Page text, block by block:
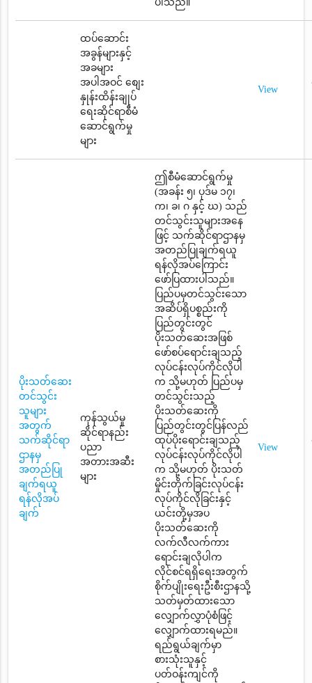
ပါသည်။
ထပ်ဆောင်း
အခွန်များနှင့်
အခများ
အပါအဝင် စျေး
နှုန်းထိန်းချုပ်
ရေးဆိုင်ရာစီမံ
ဆောင်ရွက်မှု
များ
View
ပိုးသတ်ဆေး
တင်သွင်း
သူများ
အတွက်
သက်ဆိုင်ရာ
ဌာနမှ
အတည်ပြု
ချက်ရယူ
ရန်လိုအပ်
ချက်
ကုန်သွယ်မှု
ဆိုင်ရာနည်း
ပညာ
အတားအဆီး
များ
ဤစီမံဆောင်ရွက်မှု
(အခန်း ၅၊ ပုဒ်မ ၁၇၊
က၊ ခ၊ ဂ နှင့် ဃ) သည်
တင်သွင်းသူများအနေ
ဖြင့် သက်ဆိုင်ရာဌာနမှ
အတည်ပြုချက်ရယူ
ရန်လိုအပ်ကြောင်း
ဖော်ပြထားပါသည်။
ပြည်ပမှတင်သွင်းသော
အဆိပ်ရှိပစ္စည်းကို
ပြည်တွင်းတွင်
ပိုးသတ်ဆေးအဖြစ်
ဖော်စပ်ရောင်းချသည့်
လုပ်ငန်းလုပ်ကိုင်လိုပါ
က သို့မဟုတ် ပြည်ပမှ
တင်သွင်းသည့်
ပိုးသတ်ဆေးကို
ပြည်တွင်းတွင်ပြန်လည်
ထုပ်ပိုးရောင်းချသည့်
လုပ်ငန်းလုပ်ကိုင်လိုပါ
က သို့မဟုတ် ပိုးသတ်
မှိုင်းတိုက်ခြင်းလုပ်ငန်း
လုပ်ကိုင်လိုခြင်းနှင့်
ယင်းတို့မှအပ
ပိုးသတ်ဆေးကို
လက်လီလက်ကား
ရောင်းချလိုပါက
လိုင်စင်ရရှိရေးအတွက်
စိုက်ပျိုးရေးဦးစီးဌာနသို့
သတ်မှတ်ထားသော
လျှောက်လွှာပုံစံဖြင့်
လျှောက်ထားရမည်။
ရည်ရွယ်ချက်မှာ
စားသုံးသူနှင့်
ပတ်ဝန်းကျင်ကို
View